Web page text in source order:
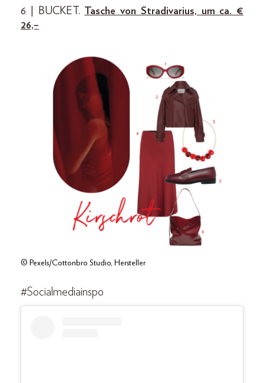
6 | BUCKET. Tasche von Stradivarius, um ca. €
26,–
© Pexels/Cottonbro Studio, Hersteller
#Socialmediainspo